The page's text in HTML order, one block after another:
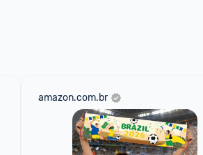
amazon.com.br